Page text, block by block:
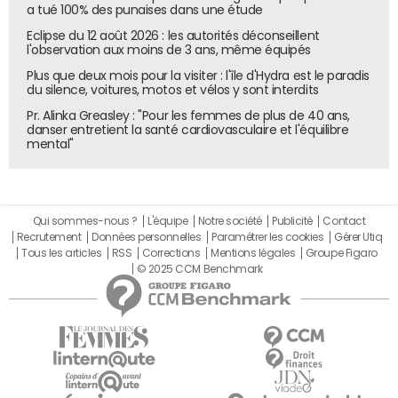
exemple un catalyseur, il va aussi impulser des
dynamiques. Il n’est pas dans l’opérationnel. Quant au rôle
du DSI, il a évolué. Son domaine de compétence a changé.
Par exemple auparavant, c’était les mainframes ou les
logiciels on-premise, désormais, c’est lecloud. Mais
certains fondamentaux restent. J'emploierai un mot
anglais pour décrire son rôle aujourd'hui : c'est
Ce n'est pas le DSI qui pilote la transformation
numérique
La DSI n'est pas une business unit – et vice versa : mais la
transformation numérique doit nécessairement reposer
sur une bonne coopération entre business et DSI. Au final,
ce n’est pas le CIO ou le CMO ou encore le CDO qui pilote
la transformation numérique, c'est une communauté.
a tué 100% des punaises dans une étude
Eclipse du 12 août 2026 : les autorités déconseillent
l'observation aux moins de 3 ans, même équipés
Plus que deux mois pour la visiter : l'île d'Hydra est le paradis
du silence, voitures, motos et vélos y sont interdits
Pr. Alinka Greasley : "Pour les femmes de plus de 40 ans,
danser entretient la santé cardiovasculaire et l'équilibre
mental"
Qui sommes-nous ? L'équipe Notre société Publicité
Contact
Recrutement
Données personnelles Paramétrer les cookies
Gérer Utiq
Tous les articles
RSS Corrections Mentions légales
Groupe Figaro
© 2025 CCM Benchmark